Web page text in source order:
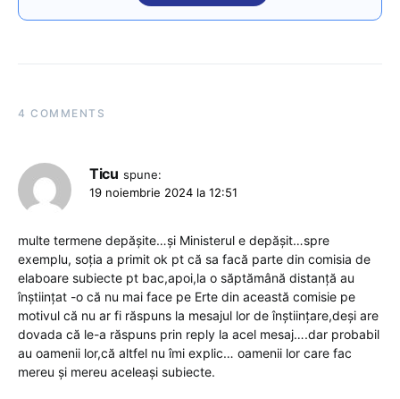
4 COMMENTS
Ticu spune:
19 noiembrie 2024 la 12:51
multe termene depășite…și Ministerul e depășit…spre
exemplu, soția a primit ok pt că sa facă parte din comisia de
elaboare subiecte pt bac,apoi,la o săptămână distanță au
înștiințat -o că nu mai face pe Erte din această comisie pe
motivul că nu ar fi răspuns la mesajul lor de înștiințare,deși are
dovada că le-a răspuns prin reply la acel mesaj….dar probabil
au oamenii lor,că altfel nu îmi explic… oamenii lor care fac
mereu și mereu aceleași subiecte.